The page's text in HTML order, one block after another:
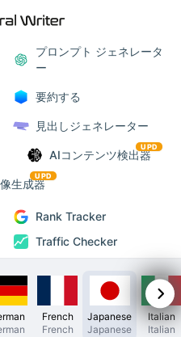
プロンプト ジェネレータ
ー
要約する
見出しジェネレーター
AIコンテンツ検出器
UPD
生成器
UPD
Rank Tracker
Traffic Checker
French
French
Japanese
Japanese
Italian
Italian